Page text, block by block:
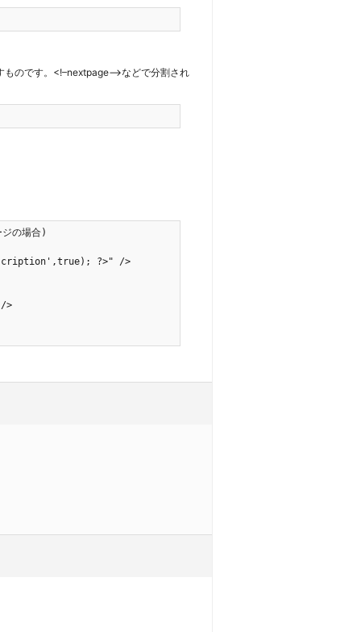
のです。<!–nextpage–>などで分割され
の場合)